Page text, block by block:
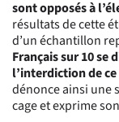
sont opposés à
résultats de cette
d’un échantillon
Français sur 10 se
l’interdiction de
dénonce ainsi une
cage et exprime